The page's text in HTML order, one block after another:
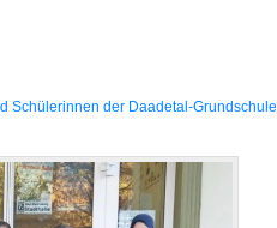
Schülerinnen der Daadetal-Grundschule